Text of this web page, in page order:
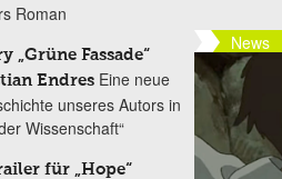
News
Roman
„Grüne Fassade“
Endres Eine neue
unseres Autors in
Wissenschaft“
für „Hope“